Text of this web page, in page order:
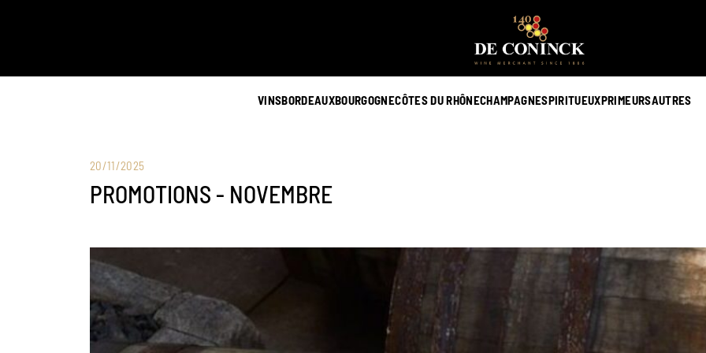
VINSBORDEAUXBOURGOGNECÔTES DU RHÔNECHAMPAGNESPIRITUEUXPRIMEURSAUTRES
20/11/2025
PROMOTIONS - NOVEMBRE